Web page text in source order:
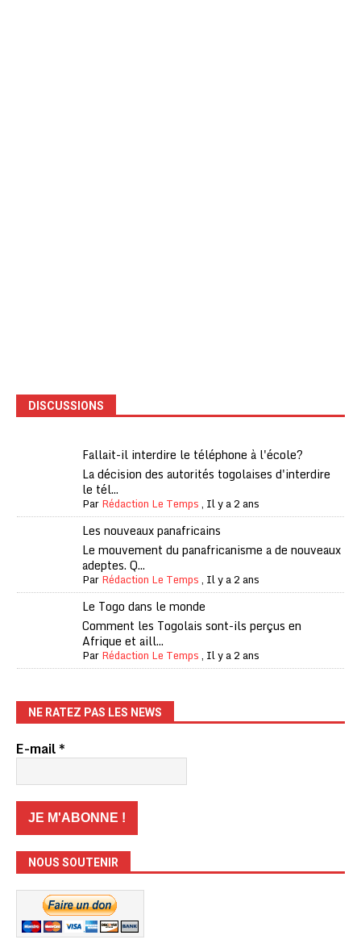
DISCUSSIONS
Fallait-il interdire le téléphone à l'école?
La décision des autorités togolaises d'interdire
le tél...
ParRédaction Le Temps, Il y a 2 ans
Les nouveaux panafricains
Le mouvement du panafricanisme a de nouveaux
adeptes. Q...
ParRédaction Le Temps, Il y a 2 ans
Le Togo dans le monde
Comment les Togolais sont-ils perçus en
Afrique et aill...
ParRédaction Le Temps, Il y a 2 ans
NE RATEZ PAS LES NEWS
E-mail*
NOUS SOUTENIR